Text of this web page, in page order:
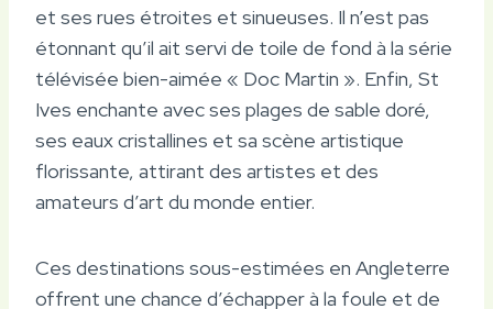
et ses rues étroites et sinueuses. Il n’est pas
étonnant qu’il ait servi de toile de fond à la série
télévisée bien-aimée « Doc Martin ». Enfin, St
Ives enchante avec ses plages de sable doré,
ses eaux cristallines et sa scène artistique
florissante, attirant des artistes et des
amateurs d’art du monde entier.
Ces destinations sous-estimées en Angleterre
offrent une chance d’échapper à la foule et de